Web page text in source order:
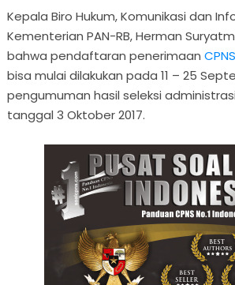
Kepala Biro Hukum, Komunikasi dan
Kementerian PAN-RB, Herman
bahwa pendaftaran penerimaan
bisa mulai dilakukan pada 11 – 25
pengumuman hasil seleksi
tanggal 3 Oktober 2017.